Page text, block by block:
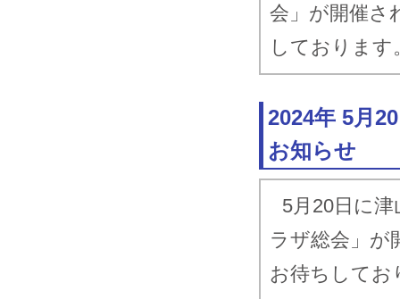
2017.5.17 津
2016.8.24-
2016.8.26 全
2016.8.6-
2016.8.7
2016.7.28 津
会」が開催さ
しております
2024年 5月
お知らせ
5月20日に
ラザ総会」が
お待ちしてお